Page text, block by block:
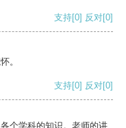
支持[0] 反对[0]
。
支持[0] 反对[0]
个学科的知识。老师的讲